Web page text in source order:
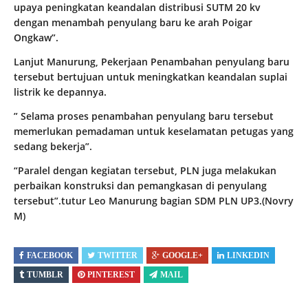
upaya peningkatan keandalan distribusi SUTM 20 kv
dengan menambah penyulang baru ke arah Poigar
Ongkaw”.
Lanjut Manurung, Pekerjaan Penambahan penyulang baru
tersebut bertujuan untuk meningkatkan keandalan suplai
listrik ke depannya.
” Selama proses penambahan penyulang baru tersebut
memerlukan pemadaman untuk keselamatan petugas yang
sedang bekerja”.
“Paralel dengan kegiatan tersebut, PLN juga melakukan
perbaikan konstruksi dan pemangkasan di penyulang
tersebut”.tutur Leo Manurung bagian SDM PLN UP3.(Novry
M)
FACEBOOK TWITTER GOOGLE+
LINKEDIN
TUMBLR
PINTEREST MAIL